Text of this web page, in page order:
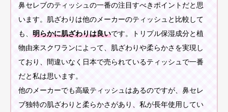
鼻セレブのティッシュの一番の注目すべきポイントだと思
います。肌ざわりは他のメーカーのティッシュと比較して
も、 明らかに肌ざわりは良いです。トリプル保湿成分と植
物由来スクワランによって、肌ざわりや柔らかさを実現し
ており、間違いなく日本で売られているティッシュで一番
だと私は思います。
他のメーカーでも高級ティッシュはあるのですが、鼻セレ
ブ独特の肌ざわりと柔らかさがあり、私が長年使用してい